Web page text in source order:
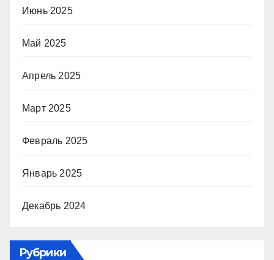
Июнь 2025
Май 2025
Апрель 2025
Март 2025
Февраль 2025
Январь 2025
Декабрь 2024
Рубрики